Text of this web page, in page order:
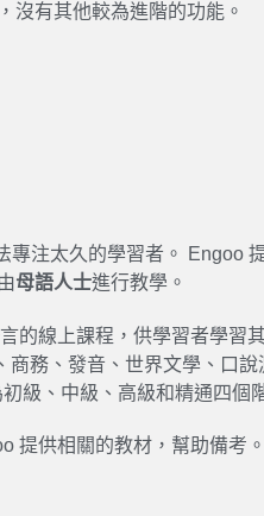
沒有其他較為進階的功能。
專注太久的學習者。 Engoo
母語人士進行教學。
的線上課程，供學習者學習
商務、發音、世界文學、口
級、中級、高級和精通四個
提供相關的教材，幫助備考